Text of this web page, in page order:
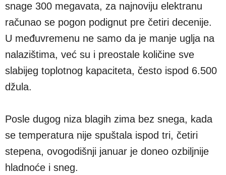
snage 300 megavata, za najnoviju elektranu
računao se pogon podignut pre četiri decenije.
U međuvremenu ne samo da je manje uglja na
nalazištima, već su i preostale količine sve
slabijeg toplotnog kapaciteta, često ispod 6.500
džula.
Posle dugog niza blagih zima bez snega, kada
se temperatura nije spuštala ispod tri, četiri
stepena, ovogodišnji januar je doneo ozbiljnije
hladnoće i sneg.